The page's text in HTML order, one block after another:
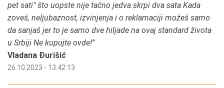
pet sati" što uopste nije tačno jedva skrpi dva sata Kada
zoveš, neljubaznost, izvinjenja i o reklamaciji možeš samo
da sanjaš jer to je samo dve hiljade na ovaj standard života
u Srbiji Ne kupujte ovde!”
Vladana Đurišić
26.10.2023 - 13:42:13